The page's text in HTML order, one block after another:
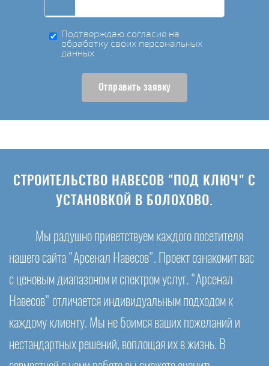
Подтверждаю согласие на
обработку своих персональных
данных
Отправить заявку
СТРОИТЕЛЬСТВО НАВЕСОВ "ПОД КЛЮЧ" С
УСТАНОВКОЙ В БОЛОХОВО.
Мы радушно приветствуем каждого посетителя
нашего сайта "Арсенал Навесов". Проект ознакомит вас
с ценовым диапазоном и спектром услуг. "Арсенал
Навесов" отличается индивидуальным подходом к
каждому клиенту. Мы не боимся ваших пожеланий и
нестандартных решений, воплощая их в жизнь. В